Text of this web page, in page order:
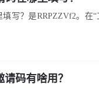
写？是RRPZZVf2。在
码有啥用？